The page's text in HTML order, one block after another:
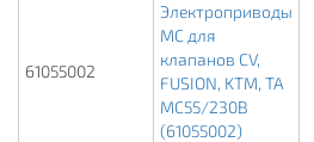
61055002
Электроприводы
МС для
клапанов CV,
FUSION, KTM, TA
МС55/230В
(61055002)